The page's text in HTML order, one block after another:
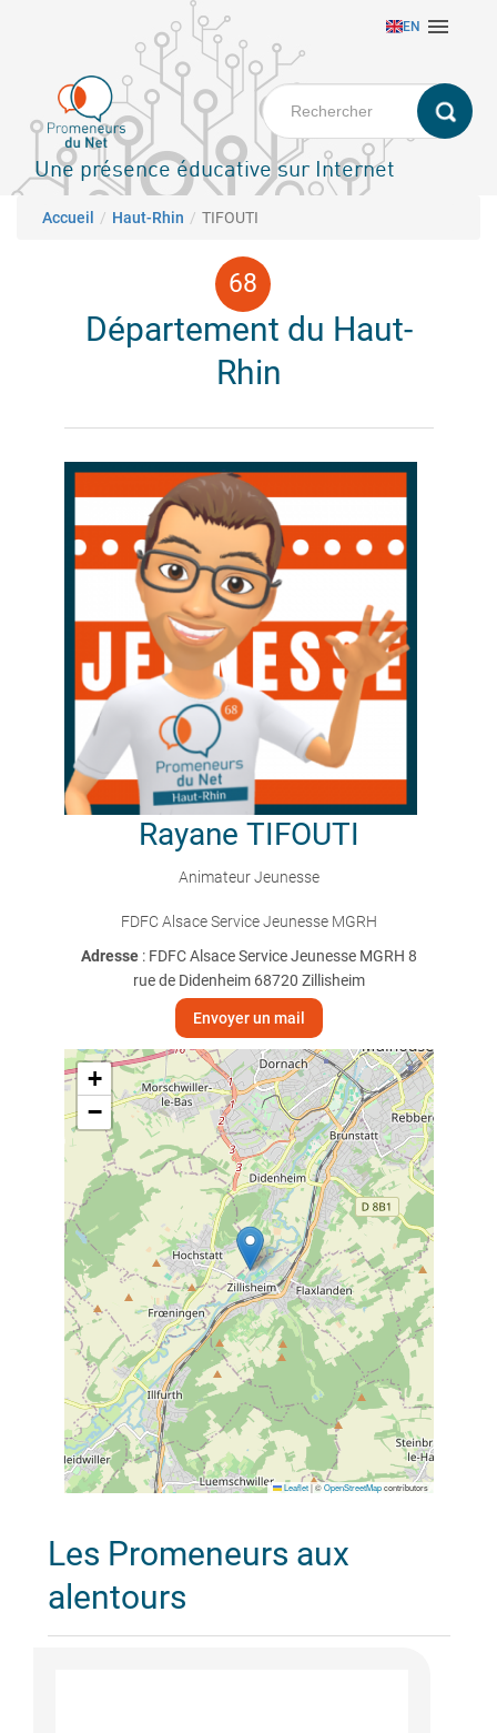
principal
EN 
Une présence éducative sur Internet
Fil d'Ariane
Accueil Haut-Rhin TIFOUTI
Département du Haut-
Rhin
Rayane TIFOUTI
Animateur Jeunesse
FDFC Alsace Service Jeunesse MGRH
Adresse : FDFC Alsace Service Jeunesse MGRH 8
rue de Didenheim 68720 Zillisheim
Envoyer un mail
+
−
Leaflet |©OpenStreetMapcontributors
Les Promeneurs aux
alentours